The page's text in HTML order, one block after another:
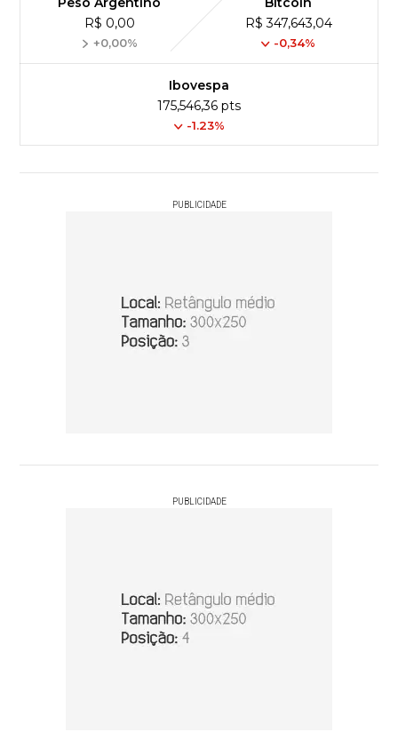
R$ 0,00
+0,00%
R$ 347,643,04
-0,34%
Ibovespa
175,546,36 pts
-1.23%
PUBLICIDADE
PUBLICIDADE